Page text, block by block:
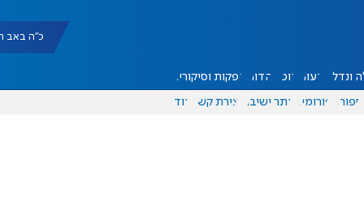
כ"ה באב תשפ"ו
ונדל"ן דעות אוכל יהדות הפקות וסיקורים
ספורט פורומים אתר ישיבה יצירת קשר עוד